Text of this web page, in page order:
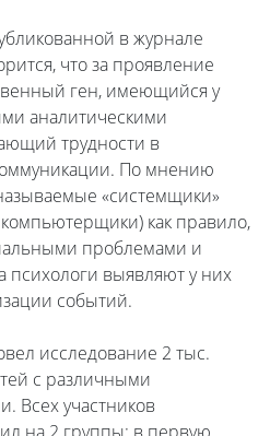
в журнале
что за проявление
ген, имеющийся у
аналитическими
трудности в
По мнению
«системщики»
как правило,
проблемами и
выявляют у них
событий.
исследование 2 тыс.
с различными
Всех участников